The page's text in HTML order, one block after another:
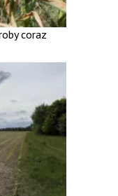
coraz